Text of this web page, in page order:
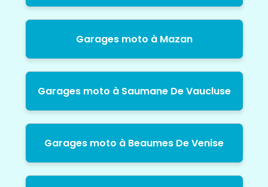
Garages moto à Mazan
Garages moto à Saumane De Vaucluse
Garages moto à Beaumes De Venise